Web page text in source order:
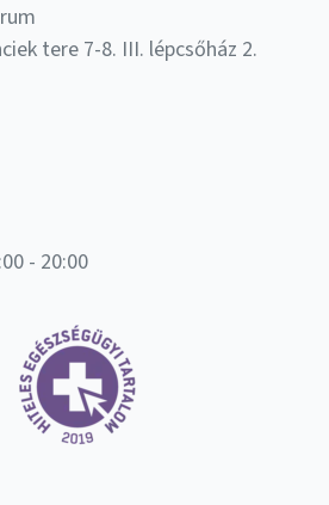
tere 7-8. III. lépcsőház 2.
- 20:00